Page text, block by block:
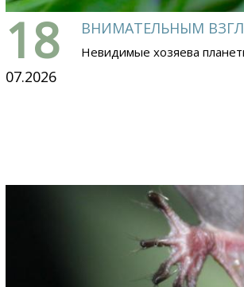
18
07.2026
ВНИМАТЕЛЬНЫМ
Невидимые хозяева